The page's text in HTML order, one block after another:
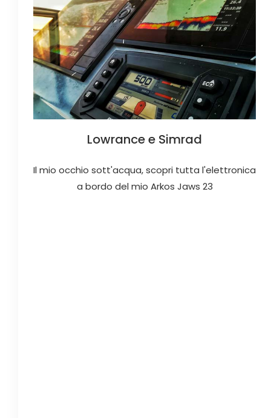
Lowrance e Simrad
Il mio occhio sott'acqua, scopri tutta l'elettronica
a bordo del mio Arkos Jaws 23